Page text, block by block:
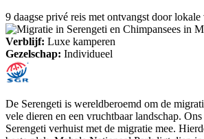
9 daagse privé reis met ontvangst door
Verblijf: Luxe kamperen
Gezelschap: Individueel
De Serengeti is wereldberoemd om de
vele dieren en een vruchtbaar landschap.
Serengeti verhuist met de migratie mee.